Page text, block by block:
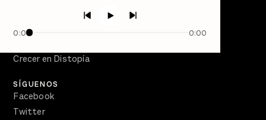
0:00 0:00
Semanario Gatopardo
Crecer en Distopía
SÍGUENOS
Facebook
Twitter